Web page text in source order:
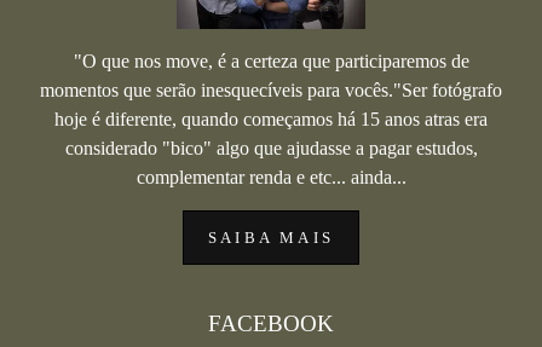
"O que nos move, é a certeza que participaremos de
momentos que serão inesquecíveis para vocês."Ser fotógrafo
hoje é diferente, quando começamos há 15 anos atras era
considerado "bico" algo que ajudasse a pagar estudos,
complementar renda e etc... ainda...
SAIBA MAIS
FACEBOOK